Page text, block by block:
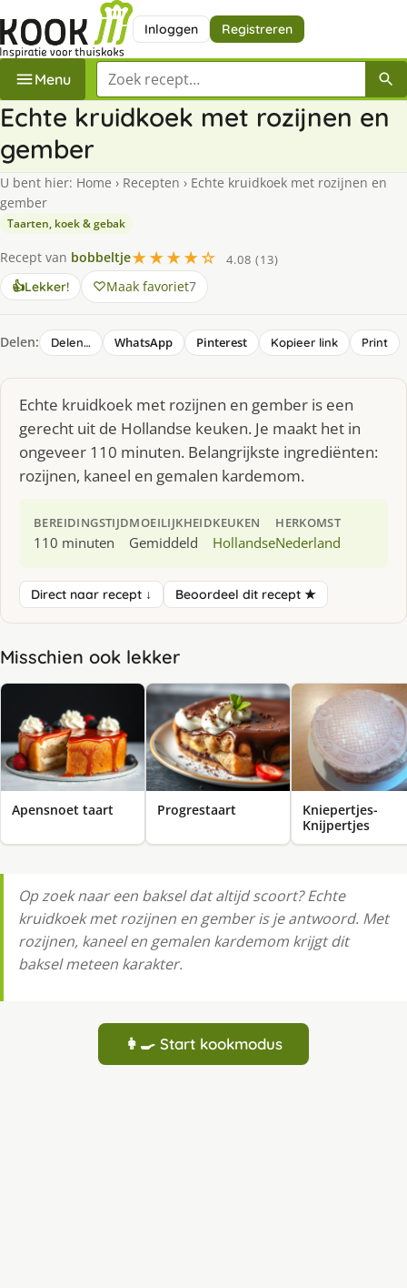
Inloggen Registreren
Menu Zoek een recept
Echte kruidkoek met rozijnen en
gember
U bent hier: Home › Recepten › Echte kruidkoek met rozijnen en
gember
Taarten, koek & gebak
Recept van bobbeltje★★★★☆
4.08 (13)
👍Lekker! Maak favoriet7
Delen: Delen… WhatsApp Pinterest Kopieer link Print
Echte kruidkoek met rozijnen en gember is een
gerecht uit de Hollandse keuken. Je maakt het in
ongeveer 110 minuten. Belangrijkste ingrediënten:
rozijnen, kaneel en gemalen kardemom.
BEREIDINGSTIJD
110 minuten
MOEILIJKHEID
Gemiddeld
KEUKEN
Hollandse
HERKOMST
Nederland
Direct naar recept ↓ Beoordeel dit recept ★
Misschien ook lekker
Apensnoet taart Progrestaart
Kniepertjes-
Knijpertjes
Op zoek naar een baksel dat altijd scoort? Echte
kruidkoek met rozijnen en gember is je antwoord. Met
rozijnen, kaneel en gemalen kardemom krijgt dit
baksel meteen karakter.
👩‍🍳 Start kookmodus